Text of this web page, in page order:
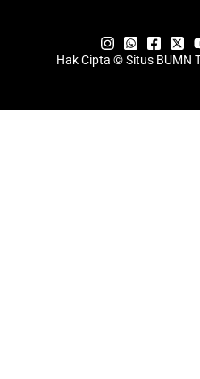
Hak Cipta © Situs BUMN